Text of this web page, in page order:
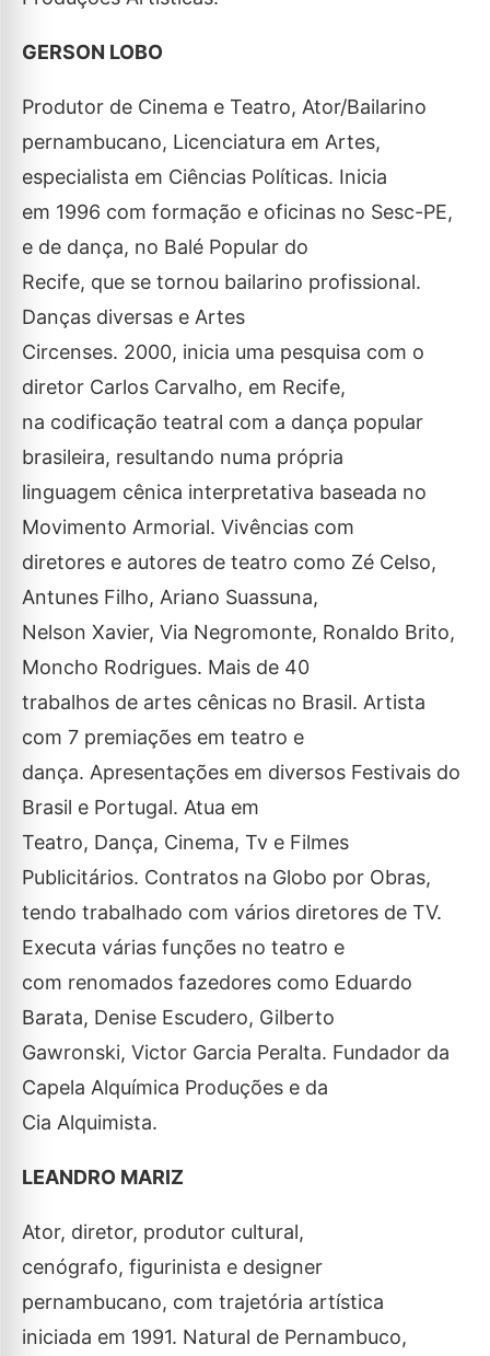
GERSON LOBO
Produtor de Cinema e Teatro, Ator/Bailarino
pernambucano, Licenciatura em Artes,
especialista em Ciências Políticas. Inicia
em 1996 com formação e oficinas no Sesc-PE,
e de dança, no Balé Popular do
Recife, que se tornou bailarino profissional.
Danças diversas e Artes
Circenses. 2000, inicia uma pesquisa com o
diretor Carlos Carvalho, em Recife,
na codificação teatral com a dança popular
brasileira, resultando numa própria
linguagem cênica interpretativa baseada no
Movimento Armorial. Vivências com
diretores e autores de teatro como Zé Celso,
Antunes Filho, Ariano Suassuna,
Nelson Xavier, Via Negromonte, Ronaldo Brito,
Moncho Rodrigues. Mais de 40
trabalhos de artes cênicas no Brasil. Artista
com 7 premiações em teatro e
dança. Apresentações em diversos Festivais do
Brasil e Portugal. Atua em
Teatro, Dança, Cinema, Tv e Filmes
Publicitários. Contratos na Globo por Obras,
tendo trabalhado com vários diretores de TV.
Executa várias funções no teatro e
com renomados fazedores como Eduardo
Barata, Denise Escudero, Gilberto
Gawronski, Victor Garcia Peralta. Fundador da
Capela Alquímica Produções e da
Cia Alquimista.
LEANDRO MARIZ
Ator, diretor, produtor cultural,
cenógrafo, figurinista e designer
pernambucano, com trajetória artística
iniciada em 1991. Natural de Pernambuco,